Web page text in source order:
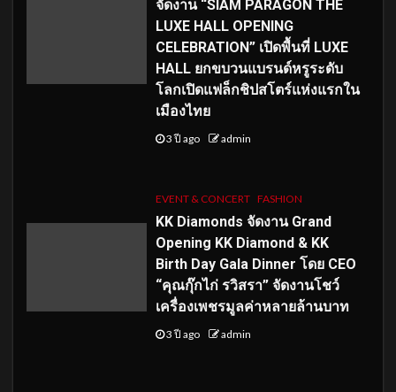
จัดงาน “SIAM PARAGON THE
LUXE HALL OPENING
CELEBRATION” เปิดพื้นที่ LUXE
HALL ยกขบวนแบรนด์หรูระดับ
โลกเปิดแฟล็กชิปสโตร์แห่งแรกใน
เมืองไทย
3 ปี ago admin
EVENT & CONCERT FASHION
KK Diamonds จัดงาน Grand
Opening KK Diamond & KK
Birth Day Gala Dinner โดย CEO
“คุณกุ๊กไก่ รวิสรา” จัดงานโชว์
เครื่องเพชรมูลค่าหลายล้านบาท
3 ปี ago admin